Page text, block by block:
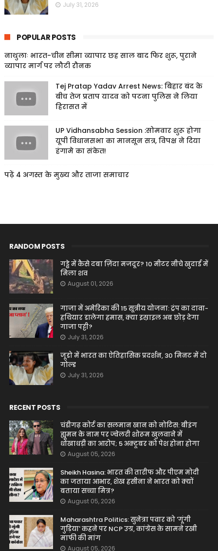
July 31, 2026
POPULAR POSTS
नाथुलाः भारत-चीन सीमा व्यापार छह साल बाद फिर शुरू, पुराने
व्यापार मार्ग पर लौटी रौनक
Tej Pratap Yadav Arrest News: बिहार बंद के
बीच तेज प्रताप यादव को पटना पुलिस ने लिया
हिरासत में
UP Vidhansabha Session :सोमवार शुरू होगा
यूपी विधानसभा का मानसून सत्र, विपक्ष ने दिया
हंगामे का संकेत!
पढ़ें 4 अगस्त के मुख्य और ताजा समाचार
RANDOM POSTS
गड्ढे में कैसे दबा ज़िंदा मजदूर? 10 मीटर नीचे खुदाई में
मिला शव
August 01, 2026
गाजा में अमेरिका की 15 सूत्रीय योजना: ट्रंप का दावा-
हथियार डालेगा हमास, क्या इस्राइल अब छोड़ देगा
गाजा पट्टी?
July 31, 2026
जूडो में भारत का ऐतिहासिक प्रदर्शन, 30 मिनट में दो
गोल्ड
July 31, 2026
RECENT POSTS
चंडीगढ़ कोर्ट का सलमान खान को नोटिस: बीइंग
ह्यूमन के नाम पर ज्वेलरी शोरूम खुलवाने में
धोखाधड़ी का आरोप; 5 अक्टूबर को पेश होना होगा
August 05, 2026
Sheikh Hasina: भारत की तारीफ और पीएम मोदी
का जताया आभार, शेख हसीना ने भारत को क्यों
बताया सच्चा मित्र?
August 05, 2026
Maharashtra Politics: सुनेत्रा पवार को 'गूंगी
गुड़िया' कहने पर NCP उग्र, कांग्रेस के सामने रखी
माफी की मांग
August 05, 2026